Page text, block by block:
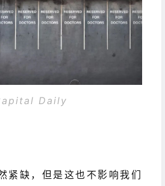
Daily
紧缺，但是这也不影响我们